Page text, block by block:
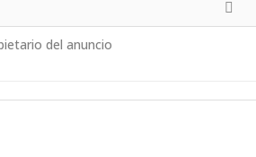
del anuncio